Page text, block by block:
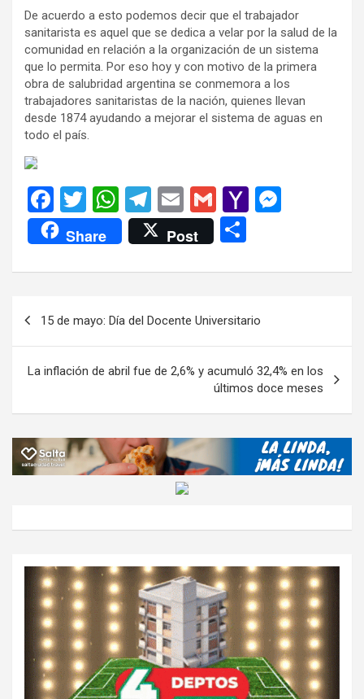
De acuerdo a esto podemos decir que el trabajador
sanitarista es aquel que se dedica a velar por la salud de la
comunidad en relación a la organización de un sistema
que lo permita. Por eso hoy y con motivo de la primera
obra de salubridad argentina se conmemora a los
trabajadores sanitaristas de la nación, quienes llevan
desde 1874 ayudando a mejorar el sistema de aguas en
todo el país.
F
a
ce
b
o
k
T
wi
tt
er
W
h
at
s
p
p
T
el
e
gr
m
E
m
ail
G
m
ail
Y
o
M
ail
n
Share Post
m
p
ar
tir
entradas
15 de mayo: Día del Docente Universitario
La inflación de abril fue de 2,6% y acumuló 32,4% en los
últimos doce meses